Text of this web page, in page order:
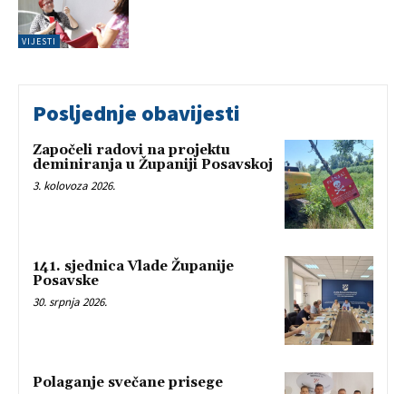
VIJESTI
Posljednje obavijesti
Započeli radovi na projektu
deminiranja u Županiji Posavskoj
3. kolovoza 2026.
141. sjednica Vlade Županije
Posavske
30. srpnja 2026.
Polaganje svečane prisege